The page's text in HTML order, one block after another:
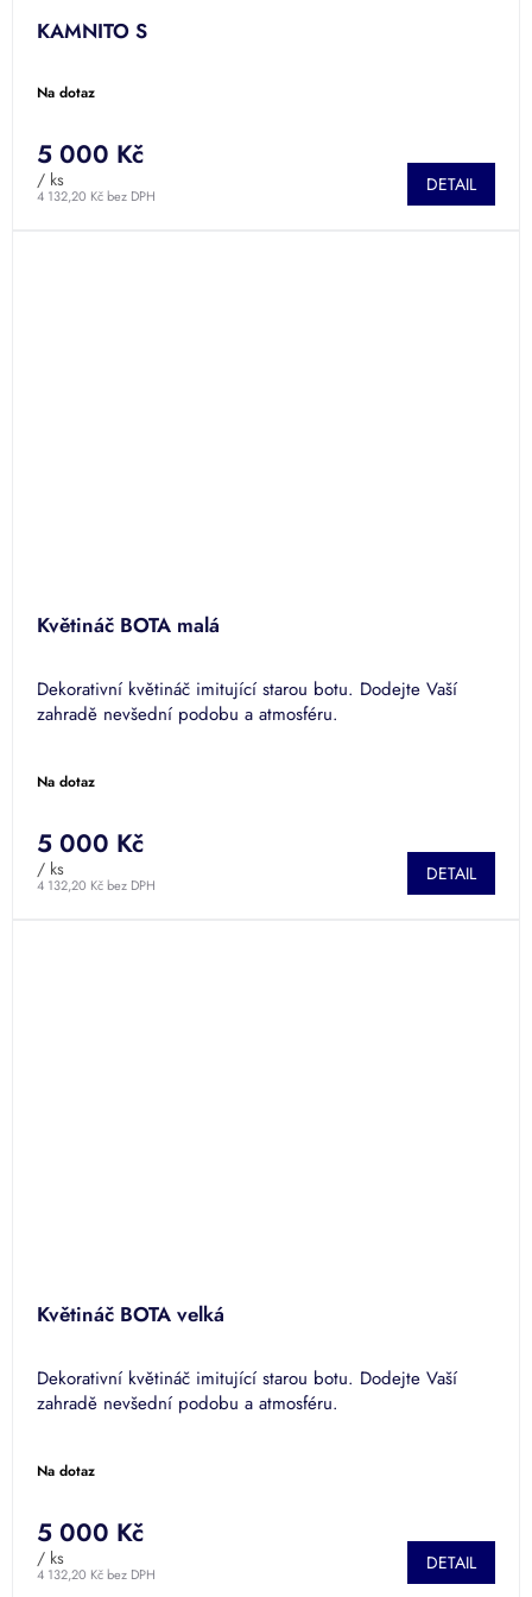
KAMNITO S
Na dotaz
4 132,20 Kč bez DPH
5 000 Kč
/ ks DETAIL
Květináč BOTA malá
Dekorativní květináč imitující starou botu. Dodejte Vaší
zahradě nevšední podobu a atmosféru.
Na dotaz
4 132,20 Kč bez DPH
5 000 Kč
/ ks DETAIL
Květináč BOTA velká
Dekorativní květináč imitující starou botu. Dodejte Vaší
zahradě nevšední podobu a atmosféru.
Na dotaz
4 132,20 Kč bez DPH
5 000 Kč
/ ks DETAIL